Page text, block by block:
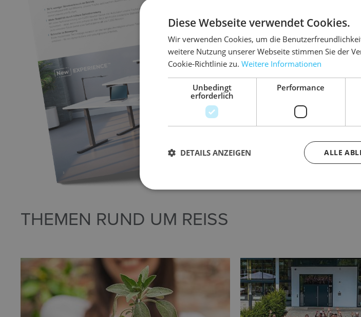
THEMEN RUND UM REISS
Diese Webseite verwendet Cookies.
Wir verwenden Cookies, um die
weitere Nutzung unserer Webseite stimmen Sie der
Cookie-Richtlinie zu. Weitere Informationen
Unbedingt
erforderlich
Performance
ALLE
DETAILS ANZEIGEN